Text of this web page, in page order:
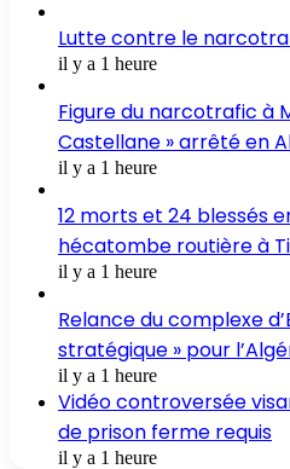
Lutte contre le
il y a 1 heure
Figure du narcotrafic à
Castellane » arrêté en
il y a 1 heure
12 morts et 24 blessés
hécatombe routière à
il y a 1 heure
Relance du complexe
stratégique » pour
il y a 1 heure
Vidéo controversée
de prison ferme requis
il y a 1 heure